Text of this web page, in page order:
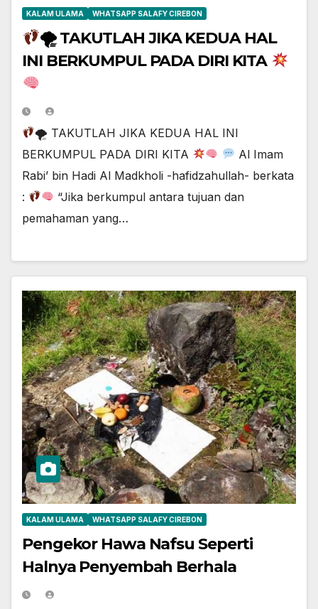
KALAM ULAMA WHATSAPP SALAFY CIREBON
🌪 TAKUTLAH JIKA KEDUA HAL
INI BERKUMPUL PADA DIRI KITA
🌪 TAKUTLAH JIKA KEDUA HAL INI
BERKUMPUL PADA DIRI KITA
Al Imam
Rabi’ bin Hadi Al Madkholi -hafidzahullah- berkata
:
“Jika berkumpul antara tujuan dan
pemahaman yang…
KALAM ULAMA WHATSAPP SALAFY CIREBON
Pengekor Hawa Nafsu Seperti
Halnya Penyembah Berhala